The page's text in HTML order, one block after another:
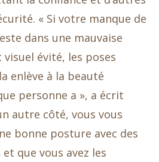
« Si votre manque de
dans une mauvaise
évité, les poses
enlève à la beauté
personne a », a écrit
autre côté, vous vous
bonne posture avec des
que vous avez les